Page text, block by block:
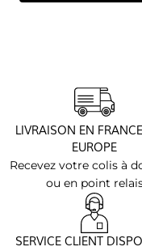
LIVRAISON EN
EUROPE
Recevez votre colis à
ou en point
SERVICE CLIENT